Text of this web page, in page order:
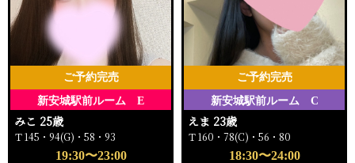
新安城駅前ルーム E
ご予約完売
みこ 25歳
Ｔ145・94(G)・58・93
19:30〜23:00
新安城駅前ルーム C
ご予約完売
えま 23歳
Ｔ160・78(C)・56・80
18:30〜24:00